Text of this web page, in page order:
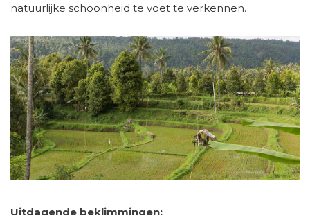
natuurlijke schoonheid te voet te verkennen.
Uitdagende beklimmingen: